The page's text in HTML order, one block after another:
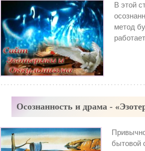
В этой
метод
Осознанность и драма -
бытовой